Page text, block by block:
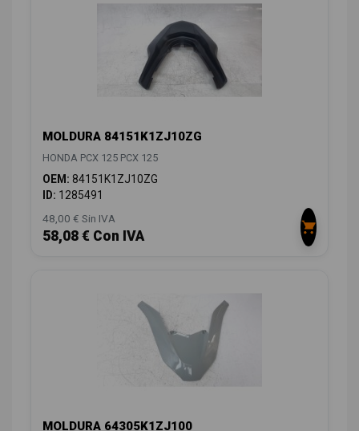
MOLDURA 84151K1ZJ10ZG
HONDA PCX 125 PCX 125
OEM: 84151K1ZJ10ZG
ID: 1285491
48,00 € Sin IVA
58,08 € Con IVA
MOLDURA 64305K1ZJ100